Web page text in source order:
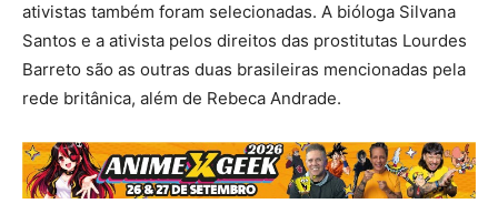
ativistas também foram selecionadas. A bióloga Silvana
Santos e a ativista pelos direitos das prostitutas Lourdes
Barreto são as outras duas brasileiras mencionadas pela
rede britânica, além de Rebeca Andrade.